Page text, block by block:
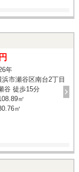
年
市瀬谷区南台2丁目
谷 徒歩15分
㎡
㎡